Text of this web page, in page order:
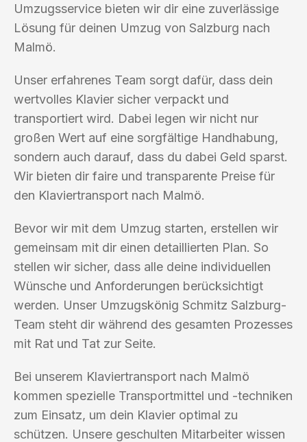
Umzugsservice bieten wir dir eine zuverlässige
Lösung für deinen Umzug von Salzburg nach
Malmö.
Unser erfahrenes Team sorgt dafür, dass dein
wertvolles Klavier sicher verpackt und
transportiert wird. Dabei legen wir nicht nur
großen Wert auf eine sorgfältige Handhabung,
sondern auch darauf, dass du dabei Geld sparst.
Wir bieten dir faire und transparente Preise für
den Klaviertransport nach Malmö.
Bevor wir mit dem Umzug starten, erstellen wir
gemeinsam mit dir einen detaillierten Plan. So
stellen wir sicher, dass alle deine individuellen
Wünsche und Anforderungen berücksichtigt
werden. Unser Umzugskönig Schmitz Salzburg-
Team steht dir während des gesamten Prozesses
mit Rat und Tat zur Seite.
Bei unserem Klaviertransport nach Malmö
kommen spezielle Transportmittel und -techniken
zum Einsatz, um dein Klavier optimal zu
schützen. Unsere geschulten Mitarbeiter wissen